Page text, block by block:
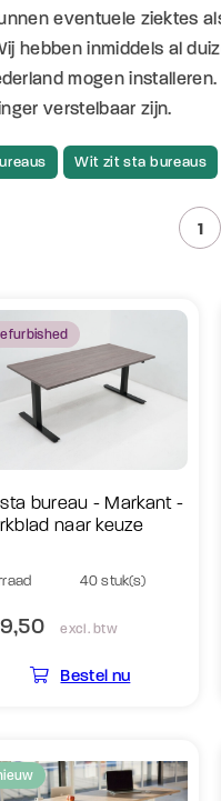
eventuele ziektes
hebben inmiddels al
mogen
verstelbaar zijn.
Wit zit sta bureaus
1
bureau - Markant -
naar keuze
40 stuk(s)
excl. btw
Bestel nu